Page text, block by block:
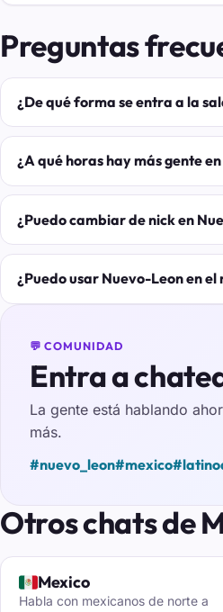
Preguntas
¿De qué forma se entra a la
¿A qué horas hay más gente
¿Puedo cambiar de nick en
¿Puedo usar Nuevo-Leon en
💬 COMUNIDAD
Entra a
La gente está hablando
más.
#nuevo_leon#mexico
Otros chats de
🇲🇽Mexico
Habla con mexicanos de norte a